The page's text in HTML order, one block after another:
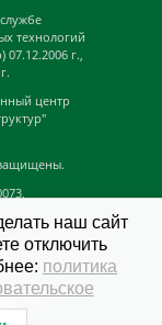
технологий
г.,
центр
наш сайт
отключить
политика